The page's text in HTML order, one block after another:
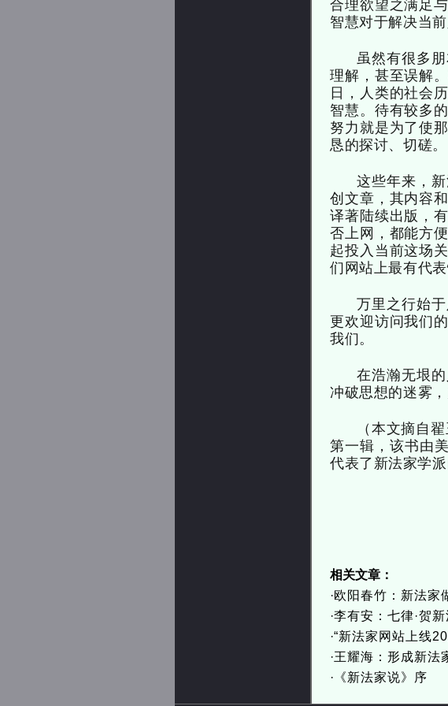
合理欲望之满足
智慧对于解决当
虽然有很多
理解，甚至误解
日，人类的社会
智慧。待有较多
努力就是为了使
恳的探讨、切磋。
这些年来，
创文章，其内容
译著陆续出版，
否上网，都能方
起投入当前这场
们网站上最有代
万里之行始
更欢迎访问我们
我们。
在浩瀚无垠
冲破思想的迷雾
（本文摘自
第一辑，该书由
代表了新法家学
相关文章：
·欧阳春竹：新法家
·李有安：七律·贺
·“新法家网站上线
·王耀海：形成新法
· 《新法家说》序